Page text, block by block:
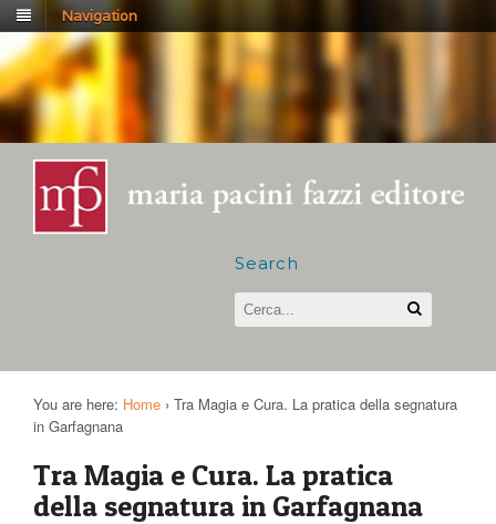
Navigation
Search
You are here: Home › Tra Magia e Cura. La pratica della segnatura
in Garfagnana
Tra Magia e Cura. La pratica
della segnatura in Garfagnana